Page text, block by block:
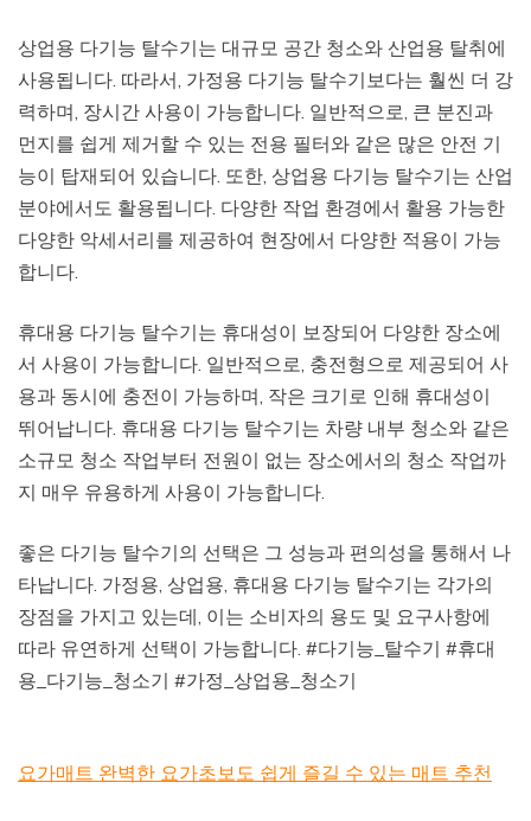
상업용 다기능 탈수기는 대규모 공간 청소와 산업용 탈취에
사용됩니다. 따라서, 가정용 다기능 탈수기보다는 훨씬 더 강
력하며, 장시간 사용이 가능합니다. 일반적으로, 큰 분진과
먼지를 쉽게 제거할 수 있는 전용 필터와 같은 많은 안전 기
능이 탑재되어 있습니다. 또한, 상업용 다기능 탈수기는 산업
분야에서도 활용됩니다. 다양한 작업 환경에서 활용 가능한
다양한 악세서리를 제공하여 현장에서 다양한 적용이 가능
합니다.
휴대용 다기능 탈수기는 휴대성이 보장되어 다양한 장소에
서 사용이 가능합니다. 일반적으로, 충전형으로 제공되어 사
용과 동시에 충전이 가능하며, 작은 크기로 인해 휴대성이
뛰어납니다. 휴대용 다기능 탈수기는 차량 내부 청소와 같은
소규모 청소 작업부터 전원이 없는 장소에서의 청소 작업까
지 매우 유용하게 사용이 가능합니다.
좋은 다기능 탈수기의 선택은 그 성능과 편의성을 통해서 나
타납니다. 가정용, 상업용, 휴대용 다기능 탈수기는 각가의
장점을 가지고 있는데, 이는 소비자의 용도 및 요구사항에
따라 유연하게 선택이 가능합니다. #다기능_탈수기 #휴대
용_다기능_청소기 #가정_상업용_청소기
요가매트 완벽한 요가초보도 쉽게 즐길 수 있는 매트 추천